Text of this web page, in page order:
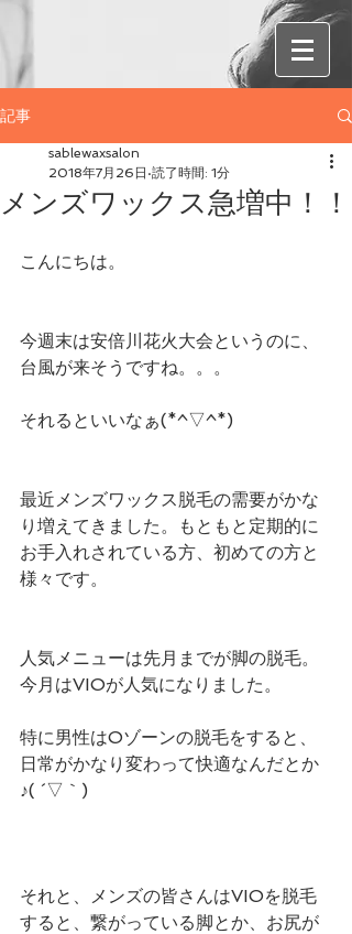
記事
メンズワックス急増中！！
sablewaxsalon
2018年7月26日 読了時間: 1分
こんにちは。
今週末は安倍川花火大会というのに、
台風が来そうですね。。。
それるといいなぁ(*^▽^*)
最近メンズワックス脱毛の需要がかな
り増えてきました。もともと定期的に
お手入れされている方、初めての方と
様々です。
人気メニューは先月までが脚の脱毛。
今月はVIOが人気になりました。
特に男性はOゾーンの脱毛をすると、
日常がかなり変わって快適なんだとか
♪( ´▽｀)
それと、メンズの皆さんはVIOを脱毛
すると、繋がっている脚とか、お尻が